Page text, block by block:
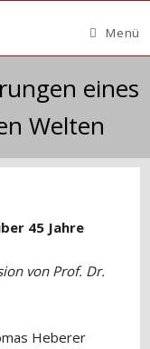
Menü
eines
Welten
45 Jahre
von Prof. Dr.
Heberer